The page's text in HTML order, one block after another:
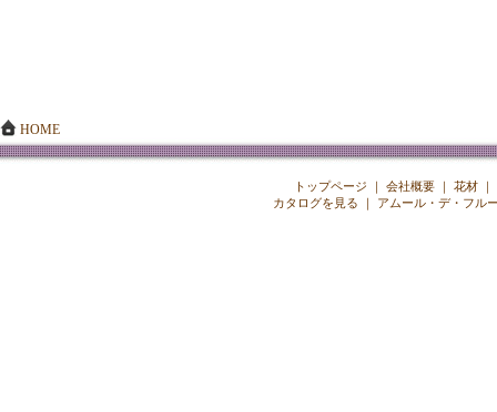
HOME
トップページ ｜ 会社概要 ｜ 花材 ｜
カタログを見る ｜ アムール・デ・フル